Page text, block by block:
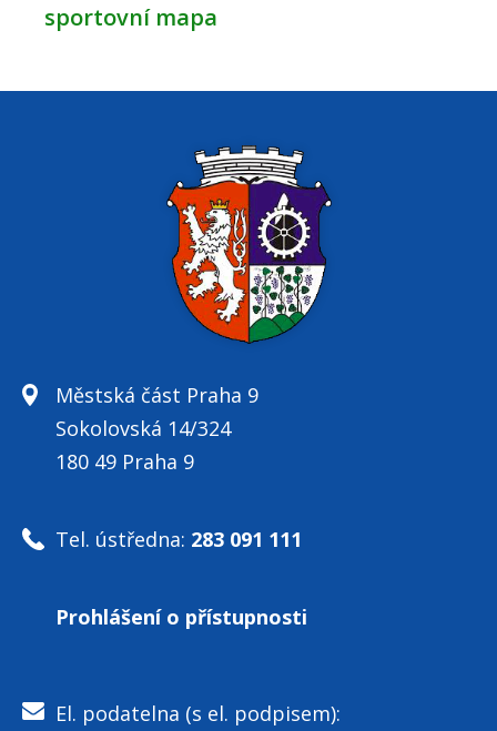
sportovní mapa
Městská část Praha 9
Sokolovská 14/324
180 49 Praha 9
Tel. ústředna: 283 091 111
Prohlášení o přístupnosti
El. podatelna (s el. podpisem):